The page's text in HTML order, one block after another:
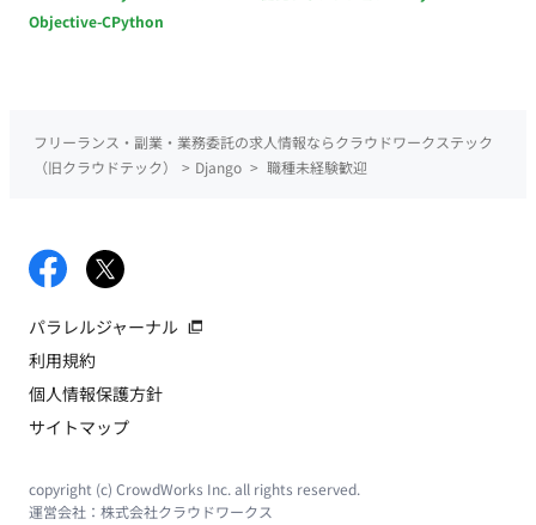
Objective-CPython
フリーランス・副業・業務委託の求人情報ならクラウドワークステック
（旧クラウドテック）
> Django > 職種未経験歓迎
パラレルジャーナル
利用規約
個人情報保護方針
サイトマップ
copyright (c) CrowdWorks Inc. all rights reserved.
運営会社： 株式会社クラウドワークス